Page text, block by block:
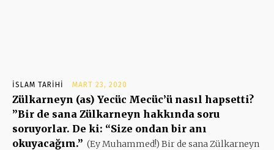
İSLAM TARIHI MART 23, 2020
Zülkarneyn (as) Yecüc Mecüc’ü nasıl hapsetti?
”Bir de sana Zülkarneyn hakkında soru
soruyorlar. De ki: “Size ondan bir anı
okuyacağım.” (Ey Muhammed!) Bir de sana Zülkarneyn